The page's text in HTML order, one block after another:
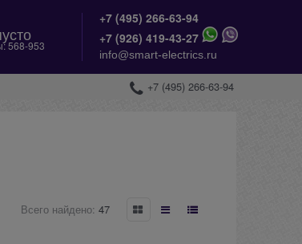
568-953
+7 (495) 266-63-94
+7 (926) 419-43-27
info@smart-electrics.ru
+7 (495) 266-63-94
Всего найдено: 47